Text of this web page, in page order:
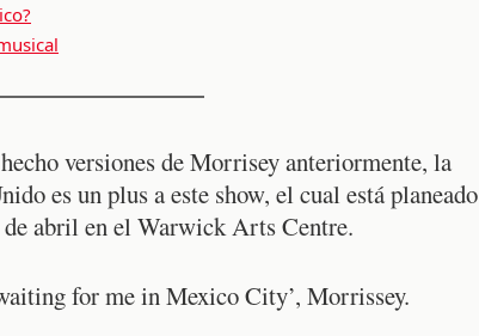
versiones de Morrisey anteriormente, la
es un plus a este show, el cual está planeado
abril en el Warwick Arts Centre.
for me in Mexico City’, Morrissey.